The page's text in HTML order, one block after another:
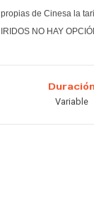
de Cinesa la
NO HAY
Variable